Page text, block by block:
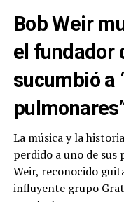
Bob Weir
el fundador
sucumbió a
La música y la
perdido a uno de sus
Weir, reconocido
influyente grupo